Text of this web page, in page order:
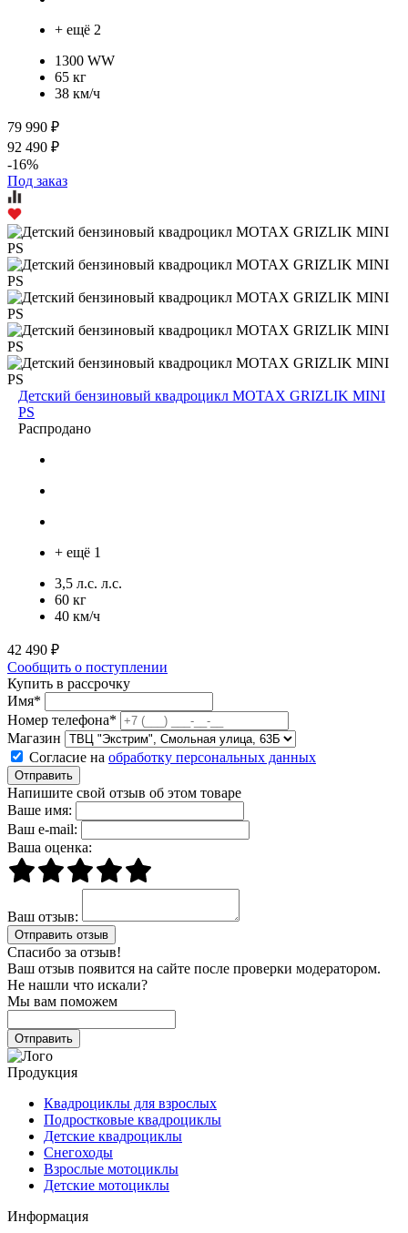
+ ещё 2
1300 WW
65 кг
38 км/ч
79 990 ₽
92 490 ₽
-16%
Под заказ
Детский бензиновый квадроцикл MOTAX GRIZLIK MINI
PS
Распродано
+ ещё 1
3,5 л.с. л.с.
60 кг
40 км/ч
42 490 ₽
Сообщить о поступлении
Купить в рассрочку
Имя*
Номер телефона*
Магазин
Согласие на обработку персональных данных
Отправить
Напишите свой отзыв об этом товаре
Ваше имя:
Ваш e-mail:
Ваша оценка:
Ваш отзыв:
Спасибо за отзыв!
Ваш отзыв появится на сайте после проверки модератором.
Не нашли что искали?
Мы вам поможем
Продукция
Квадроциклы для взрослых
Подростковые квадроциклы
Детские квадроциклы
Снегоходы
Взрослые мотоциклы
Детские мотоциклы
Информация